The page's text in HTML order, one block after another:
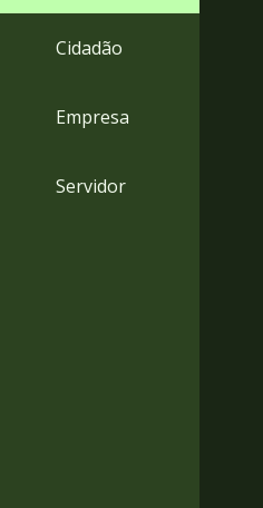
rodapé
Cidadão
Empresa
Servidor